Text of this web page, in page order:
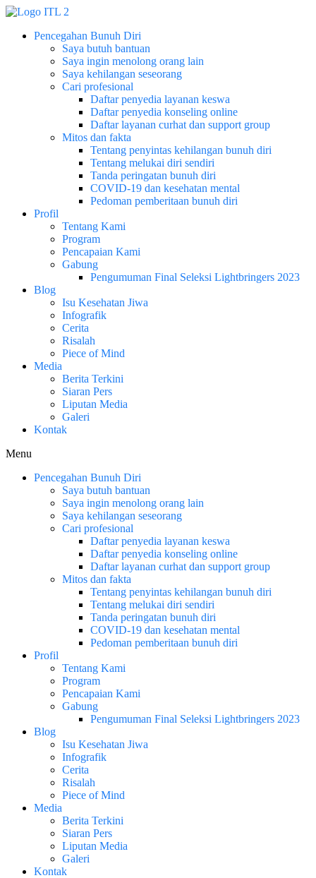
Pencegahan Bunuh Diri
Saya butuh bantuan
Saya ingin menolong orang lain
Saya kehilangan seseorang
Cari profesional
Daftar penyedia layanan keswa
Daftar penyedia konseling online
Daftar layanan curhat dan support group
Mitos dan fakta
Tentang penyintas kehilangan bunuh diri
Tentang melukai diri sendiri
Tanda peringatan bunuh diri
COVID-19 dan kesehatan mental
Pedoman pemberitaan bunuh diri
Profil
Tentang Kami
Program
Pencapaian Kami
Gabung
Pengumuman Final Seleksi Lightbringers 2023
Blog
Isu Kesehatan Jiwa
Infografik
Cerita
Risalah
Piece of Mind
Media
Berita Terkini
Siaran Pers
Liputan Media
Galeri
Kontak
Menu
Pencegahan Bunuh Diri
Saya butuh bantuan
Saya ingin menolong orang lain
Saya kehilangan seseorang
Cari profesional
Daftar penyedia layanan keswa
Daftar penyedia konseling online
Daftar layanan curhat dan support group
Mitos dan fakta
Tentang penyintas kehilangan bunuh diri
Tentang melukai diri sendiri
Tanda peringatan bunuh diri
COVID-19 dan kesehatan mental
Pedoman pemberitaan bunuh diri
Profil
Tentang Kami
Program
Pencapaian Kami
Gabung
Pengumuman Final Seleksi Lightbringers 2023
Blog
Isu Kesehatan Jiwa
Infografik
Cerita
Risalah
Piece of Mind
Media
Berita Terkini
Siaran Pers
Liputan Media
Galeri
Kontak